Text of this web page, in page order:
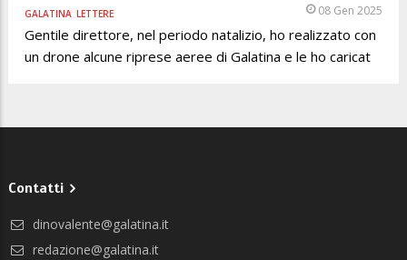
GALATINA LETTERE 08 Gen 2025
Gentile direttore, nel periodo natalizio, ho realizzato con
un drone alcune riprese aeree di Galatina e le ho caricat
Contatti
dinovalente@galatina.it
redazione@galatina.it